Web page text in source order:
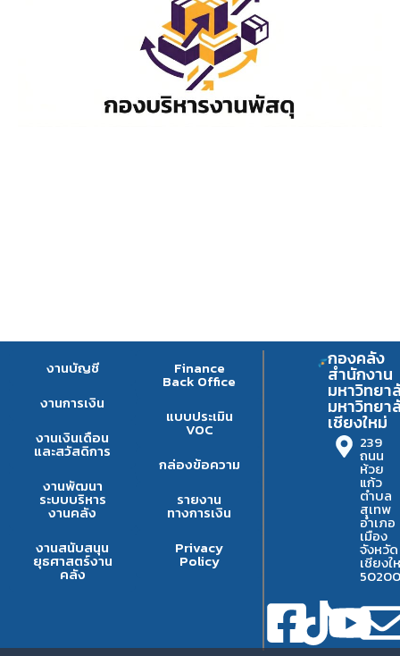
งานบัญชี
งานการเงิน
งานเงินเดือน
และสวัสดิการ
งานพัฒนา
ระบบบริหาร
งานคลัง
งานสนับสนุน
ยุธศาสตร์งาน
คลัง
Finance
Back Office
แบบประเมิน
VOC
กล่องข้อความ
รายงาน
ทางการเงิน
Privacy
Policy
กองคลัง
สำนักงาน
มหาวิทยา
มหาวิทยา
เชียงใหม่
239
ถนน
ห้วย
แก้ว
ตำบล
สุเทพ
อำเภอ
เมือง
จังหวัด
เชียงใ
50200